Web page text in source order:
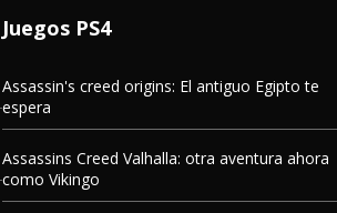
Juegos PS4
Assassin's creed origins: El antiguo Egipto te
espera
Assassins Creed Valhalla: otra aventura ahora
como Vikingo